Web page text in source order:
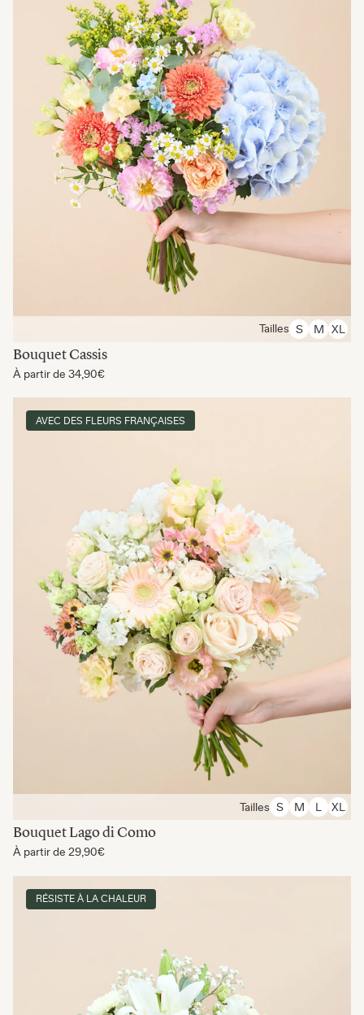
Tailles S M XL
Bouquet Cassis
À partir de 34,90€
AVEC DES FLEURS FRANÇAISES
Tailles S M XL
Bouquet Lago di Como
À partir de 29,90€
RÉSISTE À LA CHALEUR